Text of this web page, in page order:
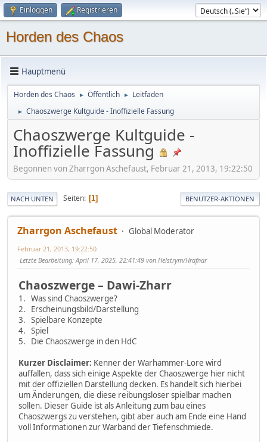
Einloggen Registrieren
Horden des Chaos
Hauptmenü
Horden des Chaos ► Öffentlich ► Leitfäden
► Chaoszwerge Kultguide - Inoffizielle Fassung
Chaoszwerge Kultguide -
Inoffizielle Fassung
Begonnen von Zharrgon Aschefaust, Februar 21, 2013, 19:22:50
NACH UNTEN Seiten 1 BENUTZER-AKTIONEN
Zharrgon Aschefaust Global Moderator
Februar 21, 2013, 19:22:50
Letzte Bearbeitung: April 17, 2025, 22:41:49 von Helstrym/Hrafnar
Chaoszwerge – Dawi-Zharr
1. Was sind Chaoszwerge?
2. Erscheinungsbild/Darstellung
3. Spielbare Konzepte
4. Spiel
5. Die Chaoszwerge in den HdC
Kurzer Disclaimer: Kenner der Warhammer-Lore wird
auffallen, dass sich einige Aspekte der Chaoszwerge hier nicht
mit der offiziellen Darstellung decken. Es handelt sich hierbei
um Änderungen, die diese reibungsloser spielbar machen
sollen. Dieser Guide ist als Anleitung zum bau eines
Chaoszwergs zu verstehen, gibt aber auch am Ende eine Hand
voll Informationen zur Warband der Tiefenschmiede.